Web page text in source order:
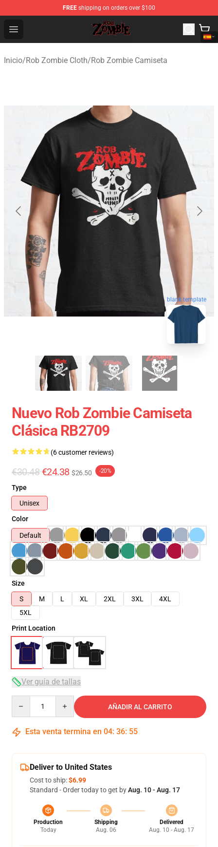
FREE shipping on orders over $100
Open menu
Rob Zombie Shop - Official Rob Zombie Merchandise
Inicio/Rob Zombie Cloth/Rob Zombie Camiseta
blank template
Nuevo Rob Zombie Camiseta
Clásica RB2709
(6 customer reviews)
€30.48 €24.38 $26.50 -20%
Type
Unisex
Color
Default
Size
S
M L XL 2XL 3XL
4XL
5XL
Print Location
Ver guía de tallas
AÑADIR AL CARRITO
Esta venta termina en 04: 36: 54
Deliver to United States
Cost to ship:$6.99
Standard - Order today to get byAug. 10 - Aug. 17
Production
Today
Shipping
Aug. 06
Delivered
Aug. 10 - Aug. 17